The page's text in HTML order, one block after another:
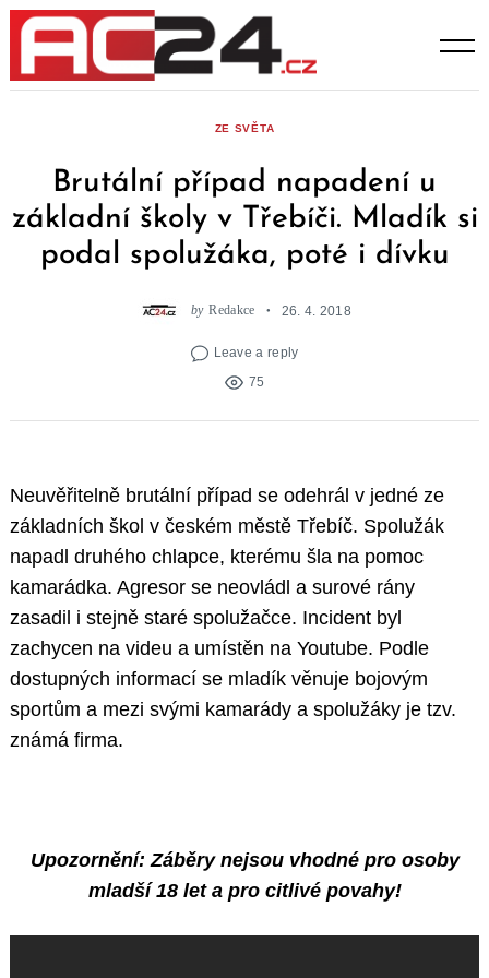
Skip
content
ZE SVĚTA
Brutální případ napadení u
základní školy v Třebíči. Mladík si
podal spolužáka, poté i dívku
by Redakce 26. 4. 2018
Leave a reply
75
Neuvěřitelně brutální případ se odehrál v jedné ze
základních škol v českém městě Třebíč. Spolužák
napadl druhého chlapce, kterému šla na pomoc
kamarádka. Agresor se neovládl a surové rány
zasadil i stejně staré spolužačce. Incident byl
zachycen na videu a umístěn na Youtube. Podle
dostupných informací se mladík věnuje bojovým
sportům a mezi svými kamarády a spolužáky je tzv.
známá firma.
Upozornění: Záběry nejsou vhodné pro osoby
mladší 18 let a pro citlivé povahy!